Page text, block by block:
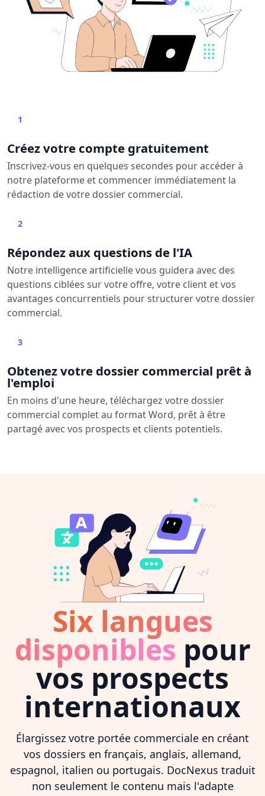
1
Créez votre compte gratuitement
Inscrivez-vous en quelques secondes pour accéder à
notre plateforme et commencer immédiatement la
rédaction de votre dossier commercial.
2
Répondez aux questions de l'IA
Notre intelligence artificielle vous guidera avec des
questions ciblées sur votre offre, votre client et vos
avantages concurrentiels pour structurer votre dossier
commercial.
3
Obtenez votre dossier commercial prêt à
l'emploi
En moins d'une heure, téléchargez votre dossier
commercial complet au format Word, prêt à être
partagé avec vos prospects et clients potentiels.
Six langues
disponibles pour
vos prospects
internationaux
Élargissez votre portée commerciale en créant
vos dossiers en français, anglais, allemand,
espagnol, italien ou portugais. DocNexus traduit
non seulement le contenu mais l'adapte